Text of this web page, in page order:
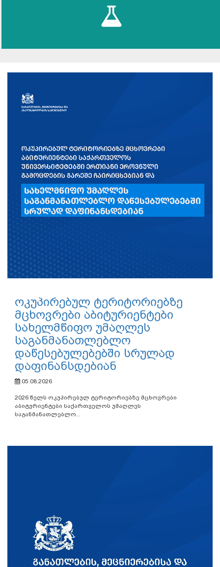
ოკუპირებულ ტერიტორიებზე
მცხოვრები აბიტურიენტები
სახელმწიფო უმაღლეს
საგანმანათლებლო
დაწესებულებებში სრულად
დაფინანსდებიან
05.08.2026
2026 წელს ოკუპირებულ ტერიტორიებზე მცხოვრები
აბიტურიენტები საქართველოს უმაღლეს
საგანმანათლებლო...